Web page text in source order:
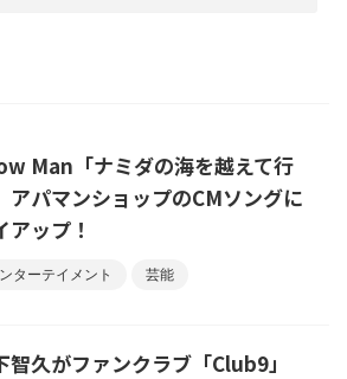
Man「ナミダの海を越えて行
アパマンショップのCMソングに
アップ！
ターテイメント 芸能
智久がファンクラブ「Club9」